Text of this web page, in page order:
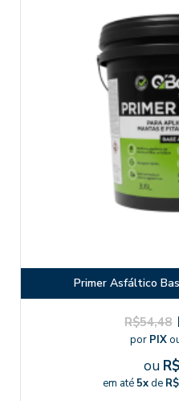
Primer Asfáltico
R$54,48
por PIX
ou
em até 5xde